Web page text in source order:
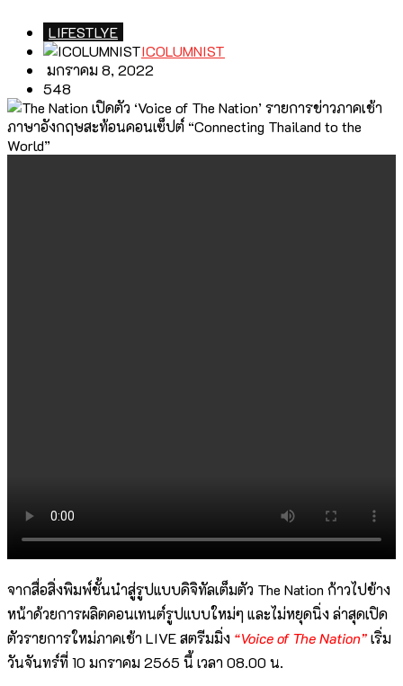
LIFESTLYE
ICOLUMNIST
มกราคม 8, 2022
548
จากสื่อสิ่งพิมพ์ชั้นนำสู่รูปแบบดิจิทัลเต็มตัว The Nation ก้าวไปข้าง
หน้าด้วยการผลิตคอนเทนต์รูปแบบใหม่ๆ และไม่หยุดนิ่ง ล่าสุดเปิด
ตัวรายการใหม่ภาคเช้า LIVE สตรีมมิ่ง “Voice of The Nation”เริ่ม
วันจันทร์ที่ 10 มกราคม 2565 นี้ เวลา 08.00 น.